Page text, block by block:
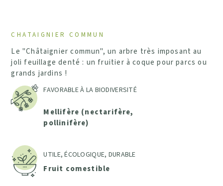
CHATAIGNIER COMMUN
Le "Châtaignier commun", un arbre très imposant au
joli feuillage denté : un fruitier à coque pour parcs ou
grands jardins !
FAVORABLE À LA BIODIVERSITÉ
Mellifère (nectarifère,
pollinifère)
UTILE, ÉCOLOGIQUE, DURABLE
Fruit comestible